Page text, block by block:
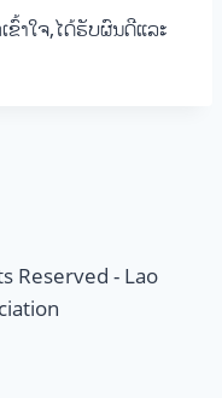
ຂົ້າໃຈ,ໄດ້ຮັບຜົນດີແລະ
Reserved - Lao